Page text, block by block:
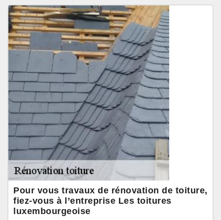
Pour vous travaux de rénovation de toiture,
fiez-vous à l’entreprise Les toitures
luxembourgeoise